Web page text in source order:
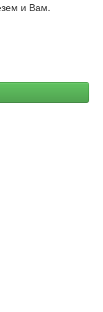
и Вам.